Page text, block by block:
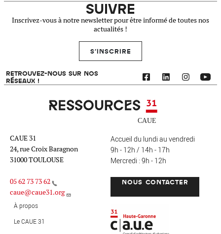
SUIVRE
Inscrivez-vous à notre newsletter pour être informé de toutes nos
actualités !
S'INSCRIRE
RETROUVEZ-NOUS SUR NOS
RÉSEAUX !
Ressources 31
CAUE 31
24, rue Croix Baragnon
31000 TOULOUSE
05 62 73 73 62
caue@caue31.org
Accueil du lundi au vendredi
9h - 12h / 14h - 17h
Mercredi : 9h - 12h
NOUS CONTACTER
À propos
Le CAUE 31